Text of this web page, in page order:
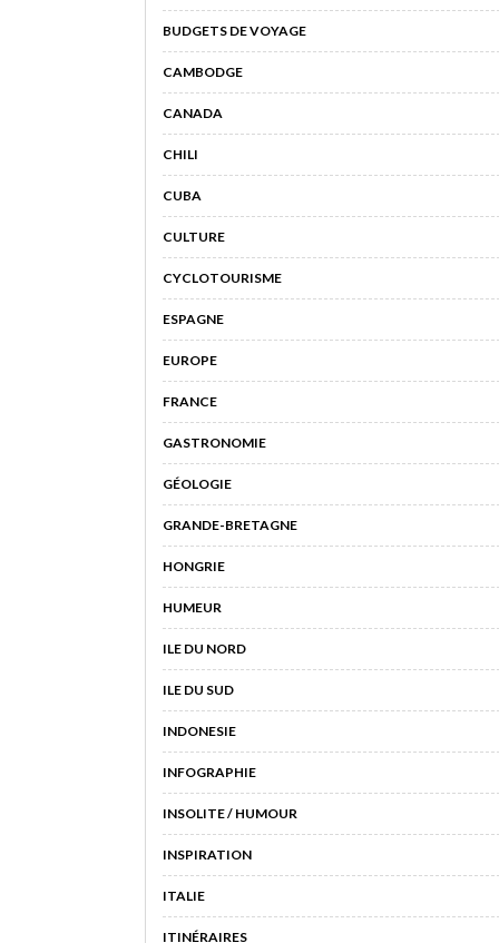
BUDGETS DE VOYAGE
CAMBODGE
CANADA
CHILI
CUBA
CULTURE
CYCLOTOURISME
ESPAGNE
EUROPE
FRANCE
GASTRONOMIE
GÉOLOGIE
GRANDE-BRETAGNE
HONGRIE
HUMEUR
ILE DU NORD
ILE DU SUD
INDONESIE
INFOGRAPHIE
INSOLITE / HUMOUR
INSPIRATION
ITALIE
ITINÉRAIRES